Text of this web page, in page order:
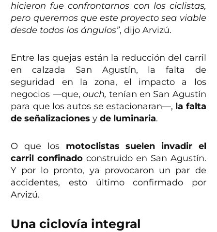
hicieron fue confrontarnos con los ciclistas,
pero queremos que este proyecto sea viable
desde todos los ángulos”, dijo Arvizú.
Entre las quejas están la reducción del carril
en calzada San Agustín, la falta de
seguridad en la zona, el impacto a los
negocios —que, ouch, tenían en San Agustín
para que los autos se estacionaran—, la falta
de señalizaciones yde luminaria.
O que los motoclistas suelen invadir el
carril confinadoconstruido en San Agustín.
Y por lo pronto, ya provocaron un par de
accidentes, esto último confirmado por
Arvizú.
Una ciclovía integral